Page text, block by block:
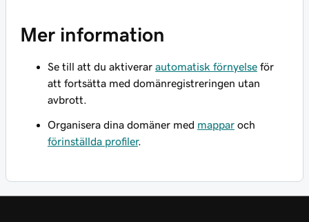
Mer information
Se till att du aktiverar automatisk förnyelse för
att fortsätta med domänregistreringen utan
avbrott.
Organisera dina domäner med mappar och
förinställda profiler.